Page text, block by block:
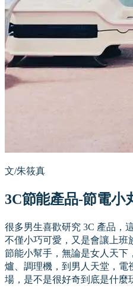
文/朱筱真
3C節能產品-節電小
很多男生喜歡研究 3C 產品，
不僅小巧可愛，又是會讓上班
節能小幫手，無論是女人天下
爐、調理機，到男人天堂，電
場，是不是很好奇到底是什麼